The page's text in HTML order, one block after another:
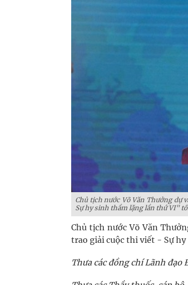
Chủ tịch nước Võ Văn Thưởng dự
Sự hy sinh thầm lặng lần thứ VI"
Chủ tịch nước Võ Văn
trao giải cuộc thi viết - Sự
Thưa các đồng chí Lãnh đạo